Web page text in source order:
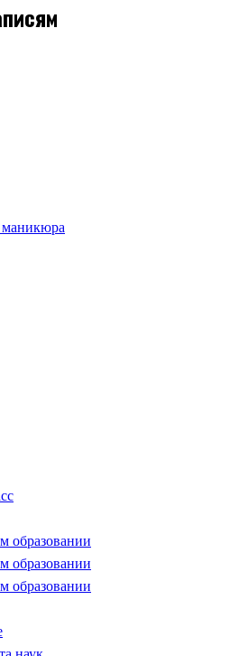
маникюра
образовании
образовании
образовании